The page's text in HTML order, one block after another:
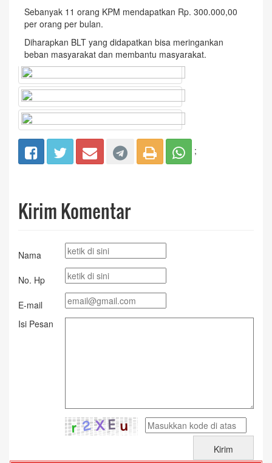
Sebanyak 11 orang KPM mendapatkan Rp. 300.000,00
per orang per bulan.
Diharapkan BLT yang didapatkan bisa meringankan
beban masyarakat dan membantu masyarakat.
;
Kirim Komentar
Nama
No. Hp
E-mail
Isi Pesan